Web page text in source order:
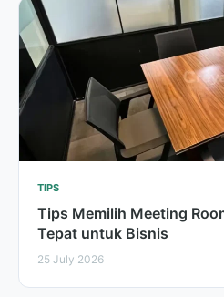
TIPS
Tips Memilih Meeting
Tepat untuk Bisnis
25 July 2026